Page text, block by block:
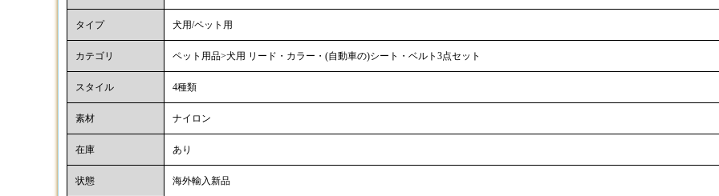
タイプ 犬用/ペット用
カテゴリ ペット用品>犬用 リード・カラー・(自動車の)シート・ベルト3点セット
スタイル 4種類
素材 ナイロン
在庫 あり
状態 海外輸入新品